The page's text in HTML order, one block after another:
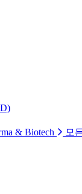
& Biotech
모